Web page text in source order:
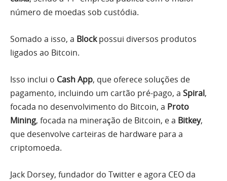
número de moedas sob custódia.
Somado a isso, a Blockpossui diversos produtos
ligados ao Bitcoin.
Isso inclui o Cash App, que oferece soluções de
pagamento, incluindo um cartão pré-pago, a Spiral,
focada no desenvolvimento do Bitcoin, a Proto
Mining, focada na mineração de Bitcoin, e a Bitkey,
que desenvolve carteiras de hardware para a
criptomoeda.
Jack Dorsey, fundador do Twitter e agora CEO da